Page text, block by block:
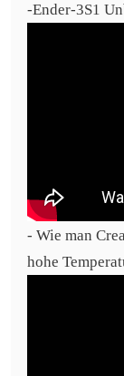
-Ender-3S1
- Wie man
hohe